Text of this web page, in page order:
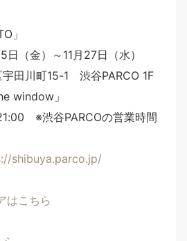
」
（金）～11月27日（水）
田川町15-1 渋谷PARCO 1F
window」
※渋谷PARCOの営業時間
shibuya.parco.jp/
はこちら